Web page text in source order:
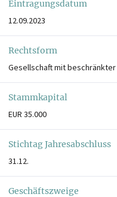
Eintragungsdatum
12.09.2023
Rechtsform
Gesellschaft mit beschränkter
Stammkapital
EUR 35.000
Stichtag Jahresabschluss
31.12.
Geschäftszweige